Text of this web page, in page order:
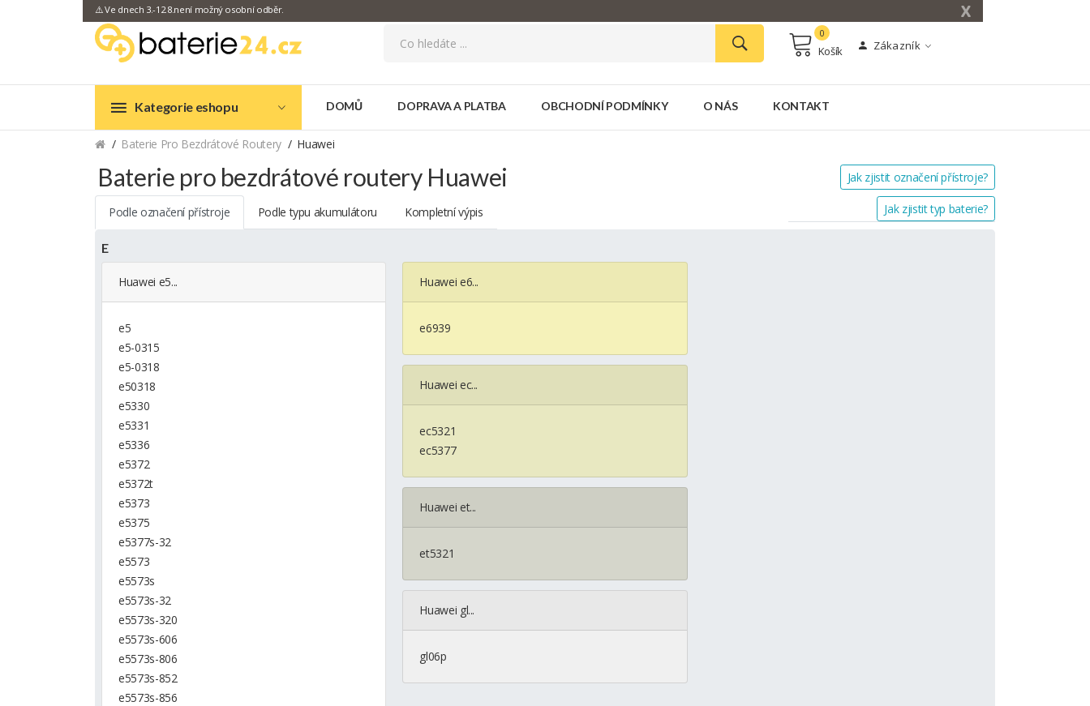
X
⚠️ Ve dnech 3.-12.8.není možný osobní odběr.
Košík
0
Zákazník
Kategorie eshopu DOMŮ DOPRAVA A PLATBA OBCHODNÍ PODMÍNKY O NÁS KONTAKT
Baterie Pro Bezdrátové Routery Huawei
Baterie pro bezdrátové routery Huawei
Podle označení přístroje Podle typu akumulátoru Kompletní výpis
Jak zjistit označení přístroje?
Jak zjistit typ baterie?
E
Huawei e5...
e5
e5-0315
e5-0318
e50318
e5330
e5331
e5336
e5372
e5372t
e5373
e5375
e5377s-32
e5573
e5573s
e5573s-32
e5573s-320
e5573s-606
e5573s-806
e5573s-852
e5573s-856
Huawei e6...
e6939
Huawei ec...
ec5321
ec5377
Huawei et...
et5321
Huawei gl...
gl06p